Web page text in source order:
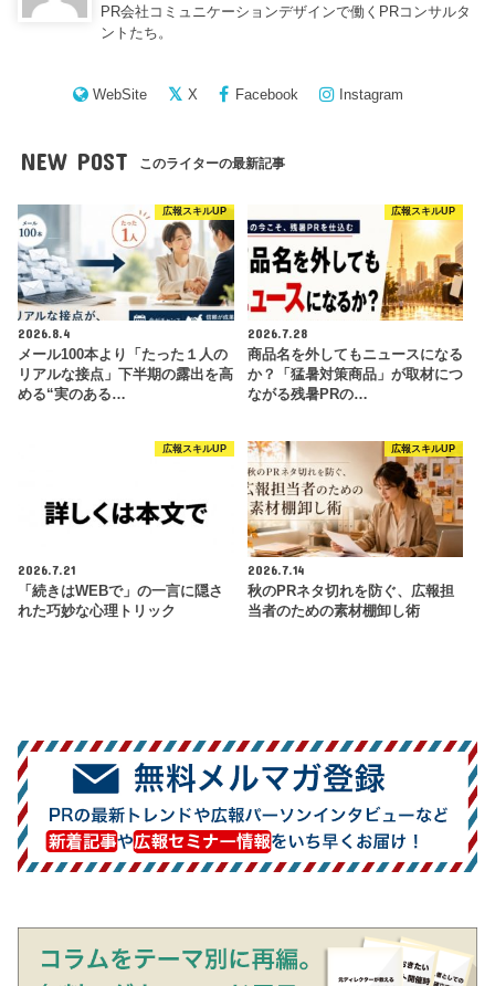
PR会社コミュニケーションデザインで働くPRコンサルタ
ントたち。
WebSite X Facebook Instagram
NEW POST このライターの最新記事
広報スキルUP
2026.8.4
メール100本より「たった１人の
リアルな接点」下半期の露出を高
める“実のある…
広報スキルUP
2026.7.28
商品名を外してもニュースになる
か？「猛暑対策商品」が取材につ
ながる残暑PRの…
広報スキルUP
2026.7.21
「続きはWEBで」の一言に隠さ
れた巧妙な心理トリック
広報スキルUP
2026.7.14
秋のPRネタ切れを防ぐ、広報担
当者のための素材棚卸し術